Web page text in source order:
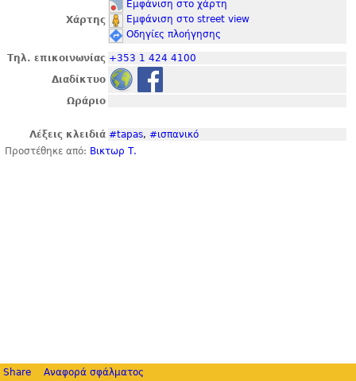
Χάρτης
Εμφάνιση στο χάρτη
Εμφάνιση στο street view
Οδηγίες πλοήγησης
Τηλ. επικοινωνίας +353 1 424 4100
Διαδίκτυο
Ωράριο
Λέξεις κλειδιά #tapas, #ισπανικό
Προστέθηκε από: Βικτωρ Τ.
Share Αναφορά σφάλματος